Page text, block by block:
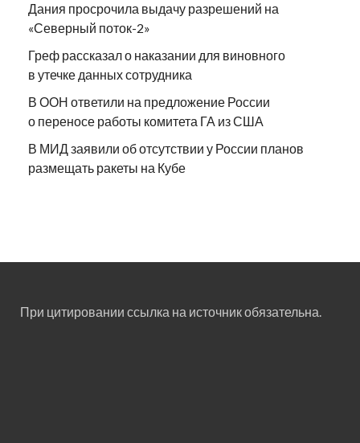
Дания просрочила выдачу разрешений на
«Северный поток-2»
Греф рассказал о наказании для виновного
в утечке данных сотрудника
В ООН ответили на предложение России
о переносе работы комитета ГА из США
В МИД заявили об отсутствии у России планов
размещать ракеты на Кубе
При цитировании ссылка на источник обязательна.